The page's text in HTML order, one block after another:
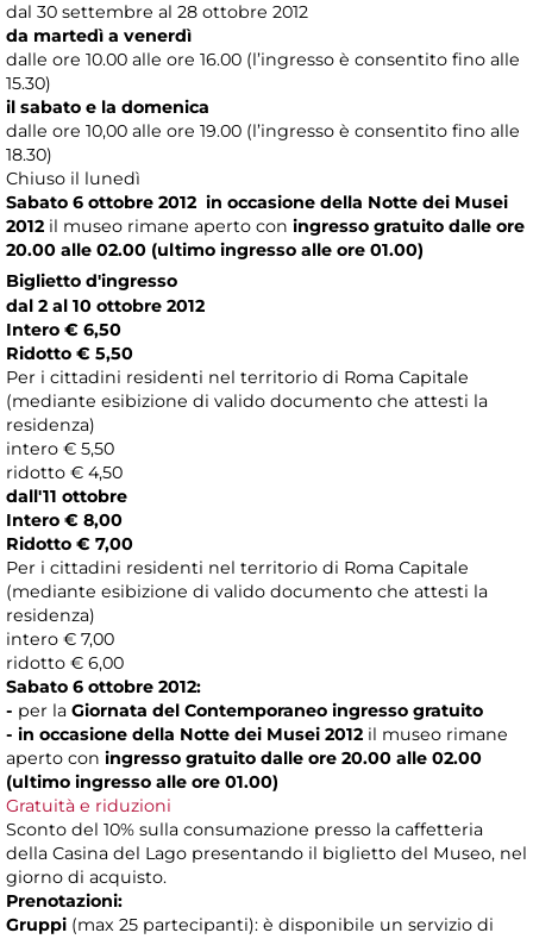
dal 30 settembre al 28 ottobre 2012
da martedì a venerdì
dalle ore 10.00 alle ore 16.00 (l’ingresso è consentito fino alle
15.30)
il sabato e la domenica
dalle ore 10,00 alle ore 19.00 (l’ingresso è consentito fino alle
18.30)
Chiuso il lunedì
Sabato 6 ottobre 2012 in occasione della Notte dei Musei
2012 il museo rimane aperto con ingresso gratuito dalle ore
20.00 alle 02.00 (ultimo ingresso alle ore 01.00)
Biglietto d'ingresso
dal 2 al 10 ottobre 2012
Intero € 6,50
Ridotto € 5,50
Per i cittadini residenti nel territorio di Roma Capitale
(mediante esibizione di valido documento che attesti la
residenza)
intero € 5,50
ridotto € 4,50
dall'11 ottobre
Intero € 8,00
Ridotto € 7,00
Per i cittadini residenti nel territorio di Roma Capitale
(mediante esibizione di valido documento che attesti la
residenza)
intero € 7,00
ridotto € 6,00
Sabato 6 ottobre 2012:
- per la Giornata del Contemporaneo ingresso gratuito
- in occasione della Notte dei Musei 2012 il museo rimane
aperto con ingresso gratuito dalle ore 20.00 alle 02.00
(ultimo ingresso alle ore 01.00)
Gratuità e riduzioni
Sconto del 10% sulla consumazione presso la caffetteria
della Casina del Lago presentando il biglietto del Museo, nel
giorno di acquisto.
Prenotazioni:
Gruppi (max 25 partecipanti): è disponibile un servizio di